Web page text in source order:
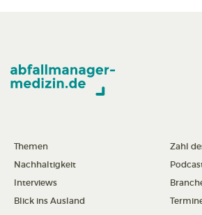
Themen
Nachhaltigkeit
Interviews
Blick ins Ausland
Zahl